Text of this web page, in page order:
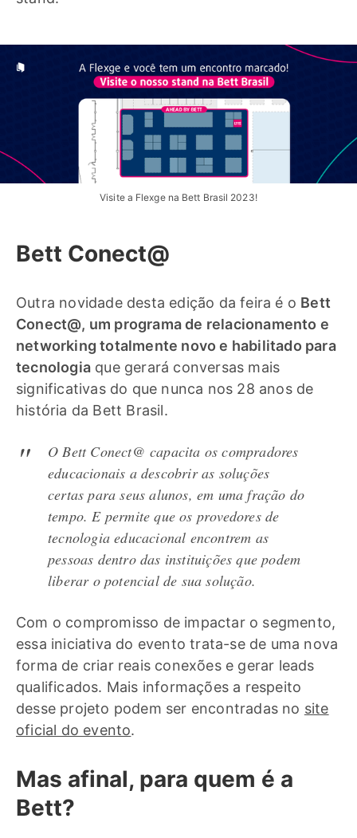
Visite a Flexge na Bett Brasil 2023!
Bett Conect@
Outra novidade desta edição da feira é o Bett
Conect@, um programa de relacionamento e
networking totalmente novo e habilitado para
tecnologia que gerará conversas mais
significativas do que nunca nos 28 anos de
história da Bett Brasil.
O Bett Conect@ capacita os compradores
educacionais a descobrir as soluções
certas para seus alunos, em uma fração do
tempo. E permite que os provedores de
tecnologia educacional encontrem as
pessoas dentro das instituições que podem
liberar o potencial de sua solução.
Com o compromisso de impactar o segmento,
essa iniciativa do evento trata-se de uma nova
forma de criar reais conexões e gerar leads
qualificados. Mais informações a respeito
desse projeto podem ser encontradas no site
oficial do evento.
Mas afinal, para quem é a
Bett?